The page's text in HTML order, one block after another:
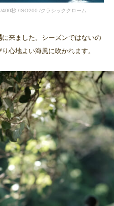
秒 /ISO200 /クラシッククローム
に来ました。シーズンではないの
心地よい海風に吹かれます。